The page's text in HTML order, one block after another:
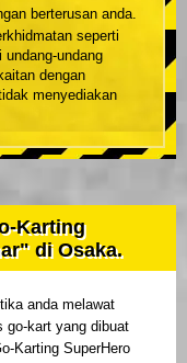
berterusan anda.
seperti
undang
dengan
menyediakan
Karting
di Osaka.
anda melawat
go-kart yang dibuat
Karting SuperHero